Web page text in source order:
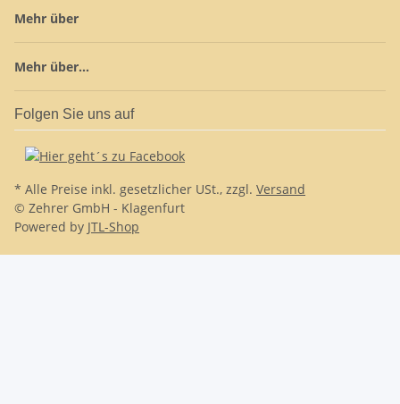
Mehr über
Mehr über...
Folgen Sie uns auf
* Alle Preise inkl. gesetzlicher USt., zzgl. Versand
© Zehrer GmbH - Klagenfurt
Powered by JTL-Shop